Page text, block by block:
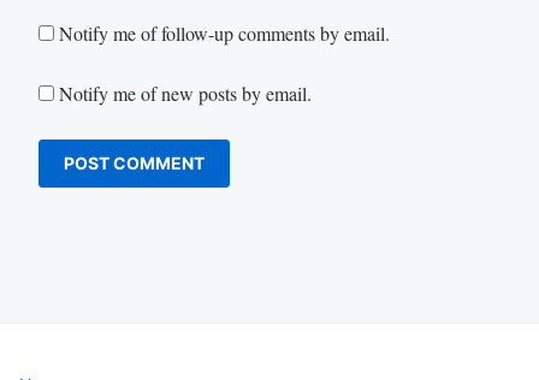
Notify me of follow-up comments by email.
Notify me of new posts by email.